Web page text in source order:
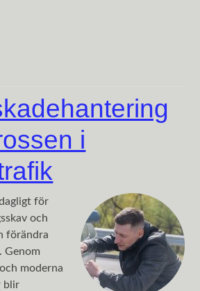
i
för
och
förändra
Genom
moderna
blir